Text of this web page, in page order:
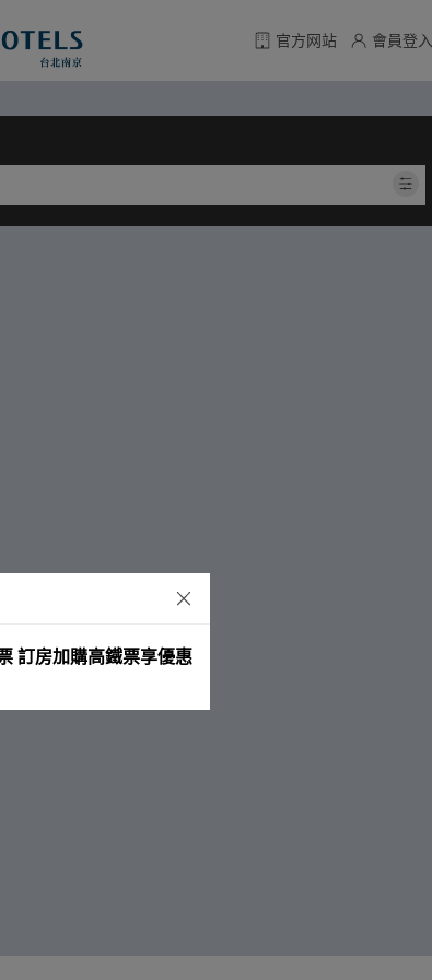
官方网站 會員登入
訂房加購高鐵票享優惠